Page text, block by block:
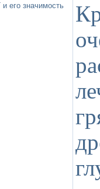
его значимость